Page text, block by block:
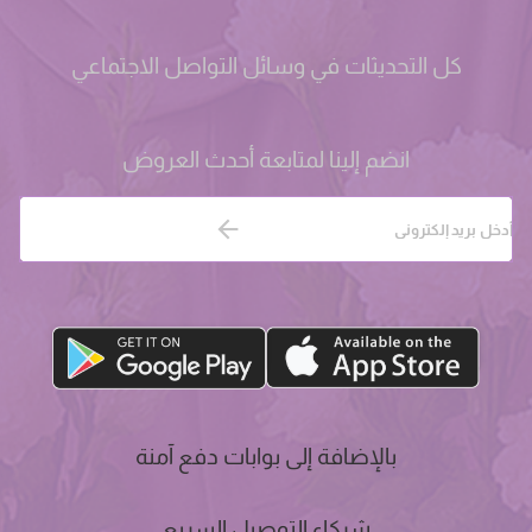
كل التحديثات في وسائل التواصل الاجتماعي
انضم إلينا لمتابعة أحدث العروض
بالإضافة إلى بوابات دفع آمنة